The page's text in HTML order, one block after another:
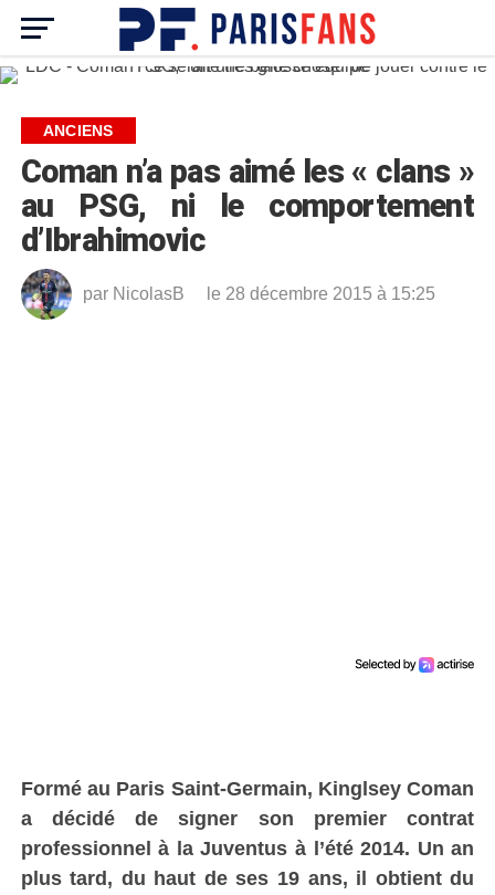
ANCIENS
Coman n’a pas aimé les « clans »
au PSG, ni le comportement
d’Ibrahimovic
par NicolasB le 28 décembre 2015 à 15:25
Formé au Paris Saint-Germain, Kinglsey Coman
a décidé de signer son premier contrat
professionnel à la Juventus à l’été 2014. Un an
plus tard, du haut de ses 19 ans, il obtient du